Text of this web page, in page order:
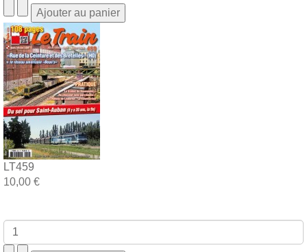
LT459
10,00 €